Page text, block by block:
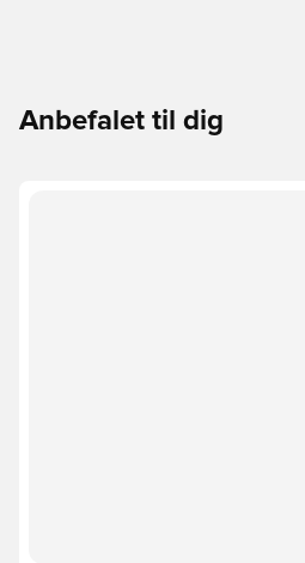
Anbefalet til dig